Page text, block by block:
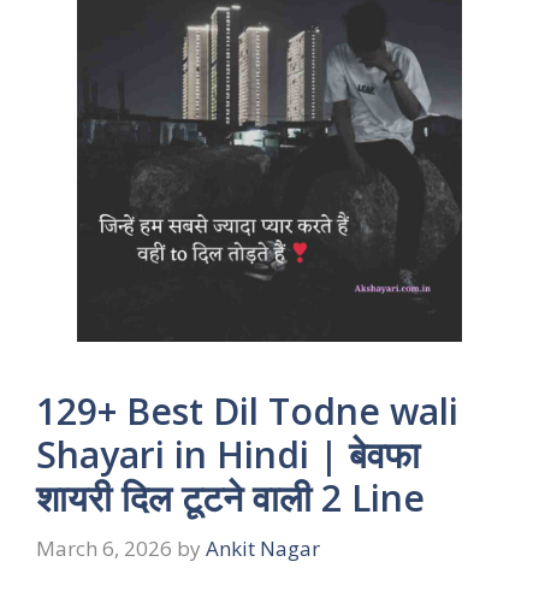
129+ Best Dil Todne wali
Shayari in Hindi | बेवफा
शायरी दिल टूटने वाली 2 Line
March 6, 2026 by Ankit Nagar